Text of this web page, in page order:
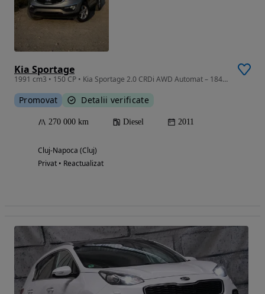
Kia Sportage
1991 cm3 • 150 CP • Kia Sportage 2.0 CRDi AWD Automat – 184 CP
Promovat Detalii verificate
270 000 km Diesel 2011
Cluj-Napoca (Cluj)
Privat • Reactualizat